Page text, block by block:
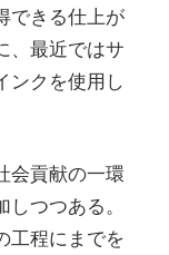
できる仕上が
、最近ではサ
ンクを使用し
会貢献の一環
つつある。
工程にまでを